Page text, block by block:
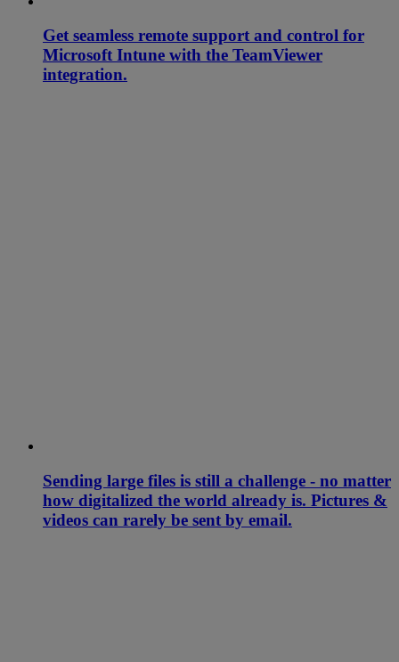
Get seamless remote support and control for
Microsoft Intune with the TeamViewer
integration.
Sending large files is still a challenge - no matter
how digitalized the world already is. Pictures &
videos can rarely be sent by email.